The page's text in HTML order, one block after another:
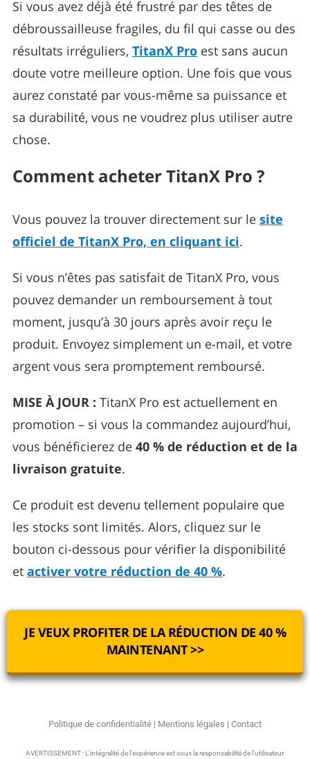
Si vous avez déjà été frustré par des têtes de
débroussailleuse fragiles, du fil qui casse ou des
résultats irréguliers, TitanX Pro est sans aucun
doute votre meilleure option. Une fois que vous
aurez constaté par vous-même sa puissance et
sa durabilité, vous ne voudrez plus utiliser autre
chose.
Comment acheter TitanX Pro ?
Vous pouvez la trouver directement sur le site
officiel de TitanX Pro, en cliquant ici.
Si vous n’êtes pas satisfait de TitanX Pro, vous
pouvez demander un remboursement à tout
moment, jusqu’à 30 jours après avoir reçu le
produit. Envoyez simplement un e-mail, et votre
argent vous sera promptement remboursé.
MISE À JOUR : TitanX Pro est actuellement en
promotion – si vous la commandez aujourd’hui,
vous bénéficierez de 40 % de réduction et de la
livraison gratuite.
Ce produit est devenu tellement populaire que
les stocks sont limités. Alors, cliquez sur le
bouton ci-dessous pour vérifier la disponibilité
et activer votre réduction de 40 %.
JE VEUX PROFITER DE LA RÉDUCTION DE 40 %
MAINTENANT >>
Politique de confidentialité | Mentions légales | Contact
AVERTISSEMENT : L’intégralité de l’expérience est sous la responsabilité de l’utilisateur.